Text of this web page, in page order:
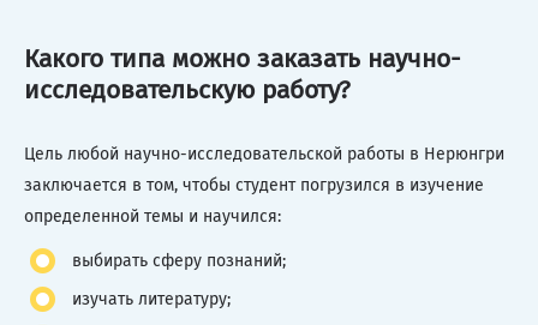
Какого типа можно заказать научно-
исследовательскую работу?
Цель любой научно-исследовательской работы в Нерюнгри
заключается в том, чтобы студент погрузился в изучение
определенной темы и научился:
выбирать сферу познаний;
изучать литературу;